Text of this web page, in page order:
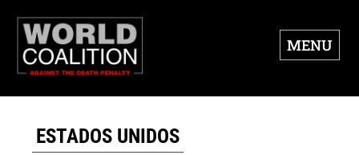
MENU
ESTADOS UNIDOS